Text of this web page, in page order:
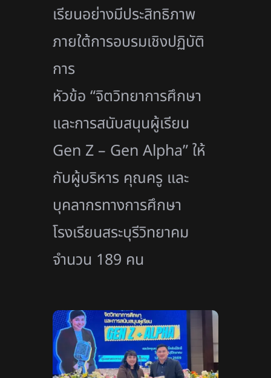
เรียนอย่างมีประสิทธิภาพ
ภายใต้การอบรมเชิงปฏิบัติ
การ
หัวข้อ “จิตวิทยาการศึกษา
และการสนับสนุนผู้เรียน
Gen Z – Gen Alpha” ให้
กับผู้บริหาร คุณครู และ
บุคลากรทางการศึกษา
โรงเรียนสระบุรีวิทยาคม
จำนวน 189 คน